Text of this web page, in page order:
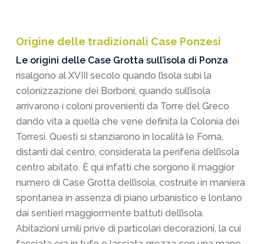
Origine delle tradizionali Case Ponzesi
Le origini delle Case Grotta sull’isola di Ponza
risalgono al XVIII secolo quando l’isola subì la
colonizzazione dei Borboni, quando sull’isola
arrivarono i coloni provenienti da Torre del Greco
dando vita a quella che vene definita la Colonia dei
Torresi. Questi si stanziarono in località le Forna,
distanti dal centro, considerata la periferia dell’isola
centro abitato. È qui infatti che sorgono il maggior
numero di Case Grotta dell’isola, costruite in maniera
spontanea in assenza di piano urbanistico e lontano
dai sentieri maggiormente battuti dell’isola.
Abitazioni umili prive di particolari decorazioni, la cui